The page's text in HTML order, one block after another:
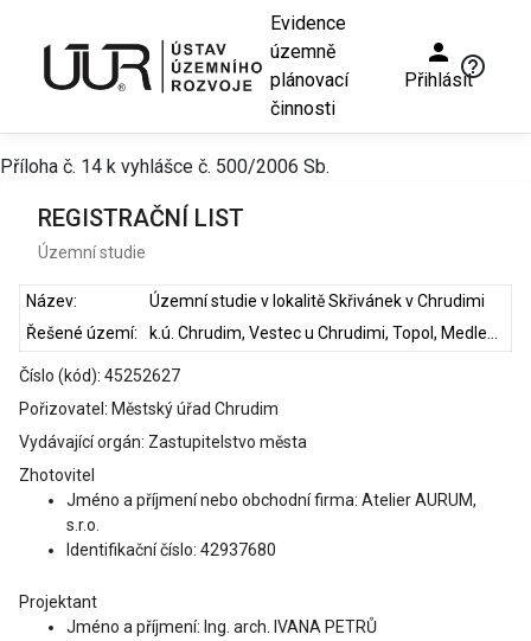
Evidence
územně
plánovací
činnosti
person
Přihlásithelp_outline
Příloha č. 14 k vyhlášce č. 500/2006 Sb.
REGISTRAČNÍ LIST
Územní studie
Název:
Územní studie v lokalitě Skřivánek v Chrudimi
Řešené území:
Číslo (kód): 45252627
Pořizovatel: Městský úřad Chrudim
Vydávající orgán: Zastupitelstvo města
Zhotovitel
Jméno a příjmení nebo obchodní firma: Atelier AURUM,
s.r.o.
Identifikační číslo: 42937680
Projektant
Jméno a příjmení: Ing. arch. IVANA PETRŮ